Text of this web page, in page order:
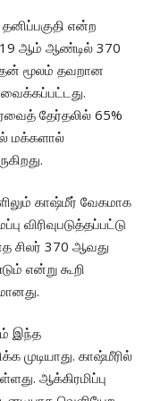
என்ற
ஆம் ஆண்டில் 370
மூலம் தவறான
தேர்தலில் 65%
மக்களால்
காஷ்மீர் வேகமாக
விரிவுபடுத்தப்பட்டு
சிலர் 370 ஆவது
என்று கூறி
இந்த
முடியாது. காஷ்மீரில்
ஆக்கிரமிப்பு